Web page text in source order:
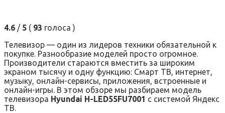
4.6 / 5 ( 93 голоса)
Телевизор — один из лидеров техники обязательной к
покупке. Разнообразие моделей просто огромное.
Производители стараются вместить за широким
экраном тысячу и одну функцию: Смарт ТВ, интернет,
музыку, онлайн-сервисы, приложения, встроенные и
онлайн-игры. В этом обзоре мы разбираем модель
телевизора Hyundai H-LED55FU7001 с системой Яндекс
ТВ.